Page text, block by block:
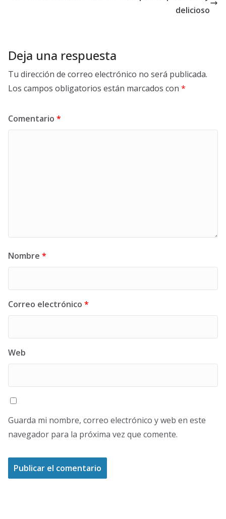
delicioso
Deja una respuesta
Tu dirección de correo electrónico no será publicada.
Los campos obligatorios están marcados con *
Comentario *
Nombre *
Correo electrónico *
Web
Guarda mi nombre, correo electrónico y web en este
navegador para la próxima vez que comente.